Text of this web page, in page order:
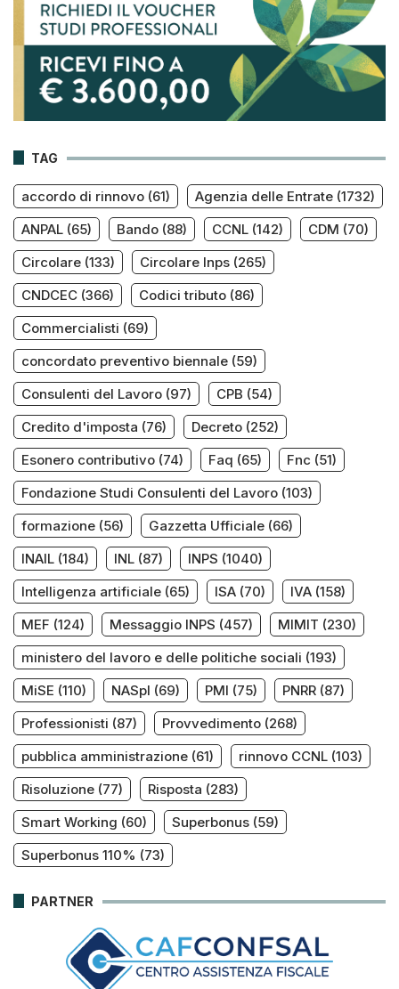
TAG
accordo di rinnovo (61) Agenzia delle Entrate (1732)
ANPAL (65) Bando (88) CCNL (142) CDM (70)
Circolare (133) Circolare Inps (265)
CNDCEC (366) Codici tributo (86)
Commercialisti (69)
concordato preventivo biennale (59)
Consulenti del Lavoro (97) CPB (54)
Credito d'imposta (76) Decreto (252)
Esonero contributivo (74) Faq (65) Fnc (51)
Fondazione Studi Consulenti del Lavoro (103)
formazione (56) Gazzetta Ufficiale (66)
INAIL (184) INL (87) INPS (1040)
Intelligenza artificiale (65) ISA (70) IVA (158)
MEF (124) Messaggio INPS (457) MIMIT (230)
ministero del lavoro e delle politiche sociali (193)
MiSE (110) NASpI (69) PMI (75) PNRR (87)
Professionisti (87) Provvedimento (268)
pubblica amministrazione (61) rinnovo CCNL (103)
Risoluzione (77) Risposta (283)
Smart Working (60) Superbonus (59)
Superbonus 110% (73)
PARTNER